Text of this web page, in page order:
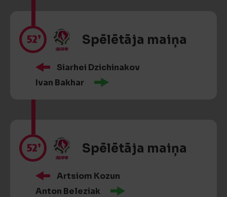
52’ Spēlētāja maiņa
Siarhei Dzichinakov
Ivan Bakhar
52’ Spēlētāja maiņa
Artsiom Kozun
Anton Beleziak